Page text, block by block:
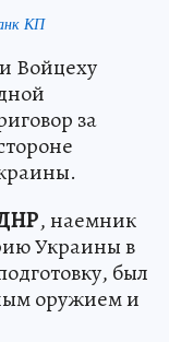
КП
Войцеху
за
, наемник
Украины в
был
оружием и